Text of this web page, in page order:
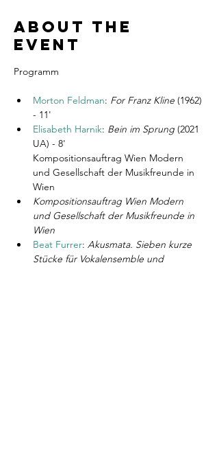
About the
event
Morton Feldman: For Franz Kline (1962)
- 11'
Elisabeth Harnik: Bein im Sprung (2021
UA) - 8'
Kompositionsauftrag Wien Modern
und Gesellschaft der Musikfreunde in
Wien
Kompositionsauftrag Wien Modern
und Gesellschaft der Musikfreunde in
Wien
Beat Furrer: Akusmata. Sieben kurze
Stücke für Vokalensemble und